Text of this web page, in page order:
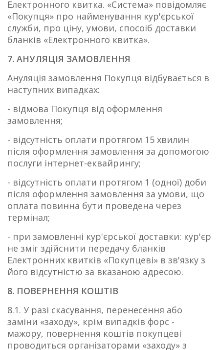
Електронного квитка. «Система» повідомляє
«Покупця» про найменування кур'єрської
служби, про ціну, умови, спосоіб доставки
бланків «Електронного квитка».
7. АНУЛЯЦІЯ ЗАМОВЛЕННЯ
Ануляція замовлення Покупця відбувається в
наступних випадках:
- відмова Покупця від оформлення
замовлення;
- відсутність оплати протягом 15 хвилин
після оформлення замовлення за допомогою
послуги інтернет-еквайрингу;
- відсутність оплати протягом 1 (одної) доби
після оформлення замовлення за умови, що
оплата повинна бути проведена через
термінал;
- при замовленні кур'єрської доставки: кур'єр
не зміг здійснити передачу бланків
Електронних квитків «Покупцеві» в зв'язку з
його відсутністю за вказаною адресою.
8. ПОВЕРНЕННЯ КОШТІВ
8.1. У разі скасування, перенесення або
заміни «заходу», крім випадків форс -
мажору, повернення коштів покупцеві
проводиться організаторами «заходу» з